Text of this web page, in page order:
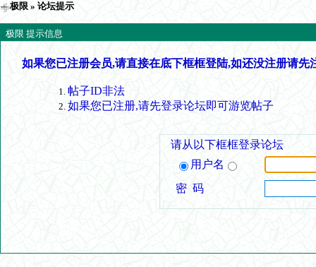
极限 » 论坛提示
极限 提示信息
如果您已注册会员,请直接在底下框框登陆,如还没注册请先
帖子ID非法
如果您已注册,请先登录论坛即可游览帖子
请从以下框框登录论坛
用户名
密 码